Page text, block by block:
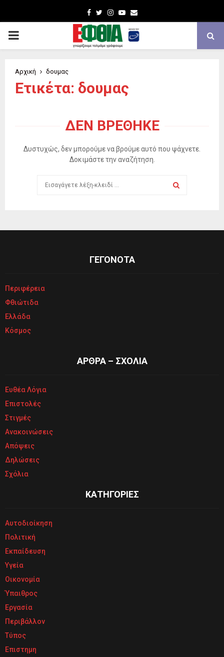
Facebook
TwitterInstagram
Youtube
Email
PRIMARY
Αρχική δουμας
Ετικέτα: δουμας
ΔΕΝ ΒΡΈΘΗΚΕ
Δυστυχώς, δεν μπορούμε να βρούμε αυτό που ψάχνετε.
Δοκιμάστε την αναζήτηση.
ΓΕΓΟΝΟΤΑ
Περιφέρεια
Φθιώτιδα
Ελλάδα
Κόσμος
ΑΡΘΡΑ – ΣΧΟΛΙΑ
Ευθέα Λόγια
Επιστολές
Στιγμές
Ανακοινώσεις
Απόψεις
Δηλώσεις
Σχόλια
ΚΑΤΗΓΟΡΙΕΣ
Αυτοδιοίκηση
Πολιτική
Εκπαίδευση
Υγεία
Οικονομία
Ύπαιθρος
Εργασία
Περιβάλλον
Τύπος
Επιστημη